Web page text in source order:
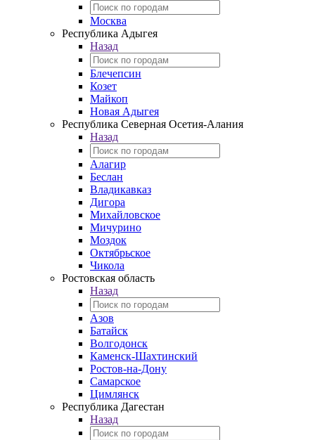
Москва
Республика Адыгея
Назад
Блечепсин
Козет
Майкоп
Новая Адыгея
Республика Северная Осетия-Алания
Назад
Алагир
Беслан
Владикавказ
Дигора
Михайловское
Мичурино
Моздок
Октябрьское
Чикола
Ростовская область
Назад
Азов
Батайск
Волгодонск
Каменск-Шахтинский
Ростов-на-Дону
Самарское
Цимлянск
Республика Дагестан
Назад